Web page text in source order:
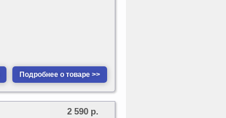
Подробнее о товаре >>
2 590 р.